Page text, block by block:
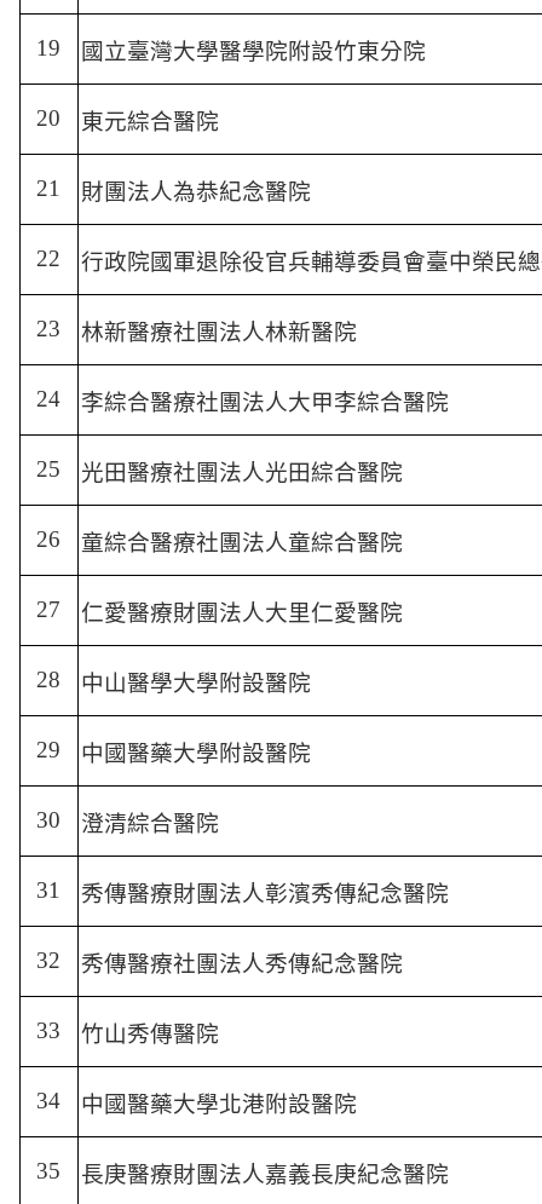
19 國立臺灣大學醫學院附設竹東分院
20 東元綜合醫院
21 財團法人為恭紀念醫院
22 行政院國軍退除役官兵輔導委員會臺中榮民
23 林新醫療社團法人林新醫院
24 李綜合醫療社團法人大甲李綜合醫院
25 光田醫療社團法人光田綜合醫院
26 童綜合醫療社團法人童綜合醫院
27 仁愛醫療財團法人大里仁愛醫院
28 中山醫學大學附設醫院
29 中國醫藥大學附設醫院
30 澄清綜合醫院
31 秀傳醫療財團法人彰濱秀傳紀念醫院
32 秀傳醫療社團法人秀傳紀念醫院
33 竹山秀傳醫院
34 中國醫藥大學北港附設醫院
35 長庚醫療財團法人嘉義長庚紀念醫院